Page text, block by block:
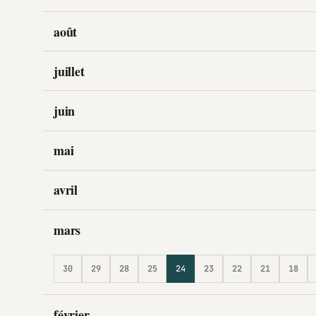
août
juillet
juin
mai
avril
mars
30 29 28 25 24 23 22 21 18